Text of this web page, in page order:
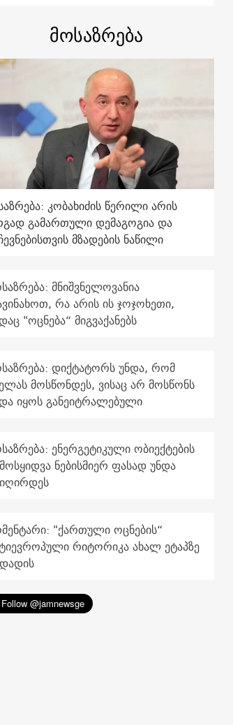
მოსაზრება
კობახიძის წერილი არის
გამართული დემაგოგია და
მზადების ნაწილი
მნიშვნელოვანია
რა არის ის ჯოჯოხეთი,
"ოცნება“ მიგვაქანებს
დიქტატორს უნდა, რომ
მოსწონდეს, ვისაც არ მოსწონს
იყოს განეიტრალებული
ენერგეტიკული ობიექტების
ნებისმიერ ფასად უნდა
"ქართული ოცნების“
რიტორიკა ახალ ეტაპზე